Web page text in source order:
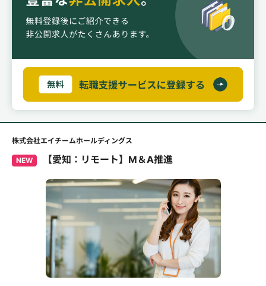
株式会社エイチームホールディングス
NEW 【愛知：リモート】M＆A推進